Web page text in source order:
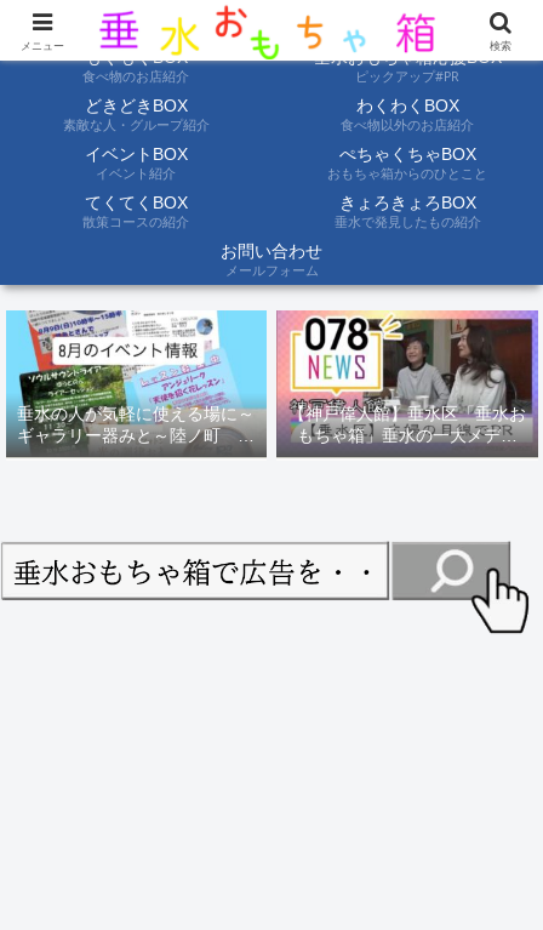
ようこそ垂水おもちゃ箱へ。垂水の情報を自分たちの目でみて聞いて伝えます
もぐもぐBOX
食べ物のお店紹介
垂水おもちゃ箱応援BOX
ピックアップ#PR
どきどきBOX
素敵な人・グループ紹介
わくわくBOX
食べ物以外のお店紹介
イベントBOX
イベント紹介
ぺちゃくちゃBOX
おもちゃ箱からのひとこと
てくてくBOX
散策コースの紹介
きょろきょろBOX
垂水で発見したもの紹介
お問い合わせ
メールフォーム
垂水の人が気軽に使える場に～
ギャラリー器みと～陸ノ町 ８
月のイベント情報
【神戸偉人館】垂水区「垂水お
もちゃ箱」垂水の一大メディ
ア！？｜神戸の魅力を凸インタ
メニュー 検索